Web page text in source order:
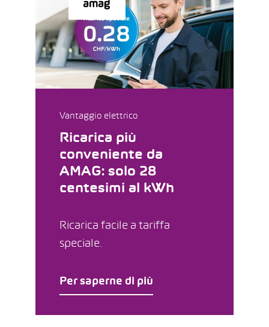
Vantaggio elettrico
Ricarica più
conveniente da
AMAG: solo 28
centesimi al kWh
Ricarica facile a tariffa
speciale.
Per saperne di più